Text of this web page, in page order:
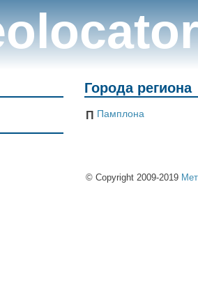
Города региона
П Памплона
© Copyright 2009-2019